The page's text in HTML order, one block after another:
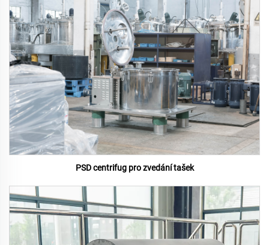
PSD centrifug pro zvedání tašek